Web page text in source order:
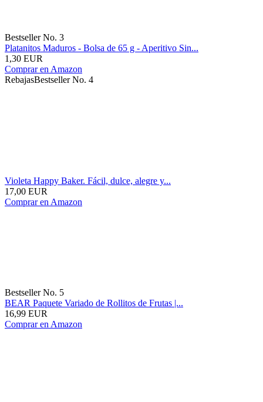
Bestseller No. 3
Platanitos Maduros - Bolsa de 65 g - Aperitivo Sin...
1,30 EUR
Comprar en Amazon
RebajasBestseller No. 4
Violeta Happy Baker. Fácil, dulce, alegre y...
17,00 EUR
Comprar en Amazon
Bestseller No. 5
BEAR Paquete Variado de Rollitos de Frutas |...
16,99 EUR
Comprar en Amazon